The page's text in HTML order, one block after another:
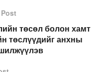
төсөл болон хамт
төслүүдийг анхны